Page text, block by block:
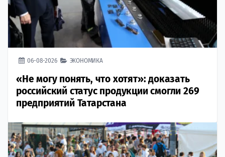
06-08-2026 ЭКОНОМИКА
«Не могу понять, что хотят»: доказать
российский статус продукции смогли 269
предприятий Татарстана